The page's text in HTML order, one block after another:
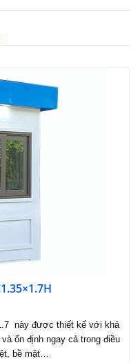
này được thiết kế với khả
ổn định ngay cả trong điều
bề mặt…